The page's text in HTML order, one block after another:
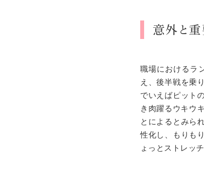
意外と重
職場におけるラ
え、後半戦を乗
でいえばピット
き肉躍るウキウ
とによるとみら
性化し、もりも
ょっとストレッチ